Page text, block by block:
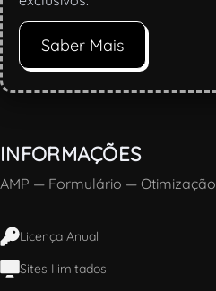
Saber Mais
INFORMAÇÕES
AMP — Formulário — Otimização
Licença Anual
Sites Ilimitados